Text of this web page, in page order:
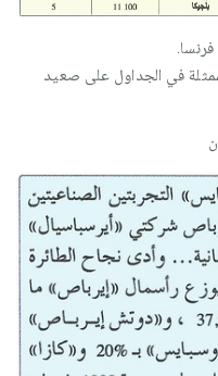
في الجداول على صعيد